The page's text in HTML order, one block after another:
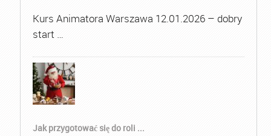
Kurs Animatora Warszawa 12.01.2026 – dobry
start …
Jak przygotować się do roli ...